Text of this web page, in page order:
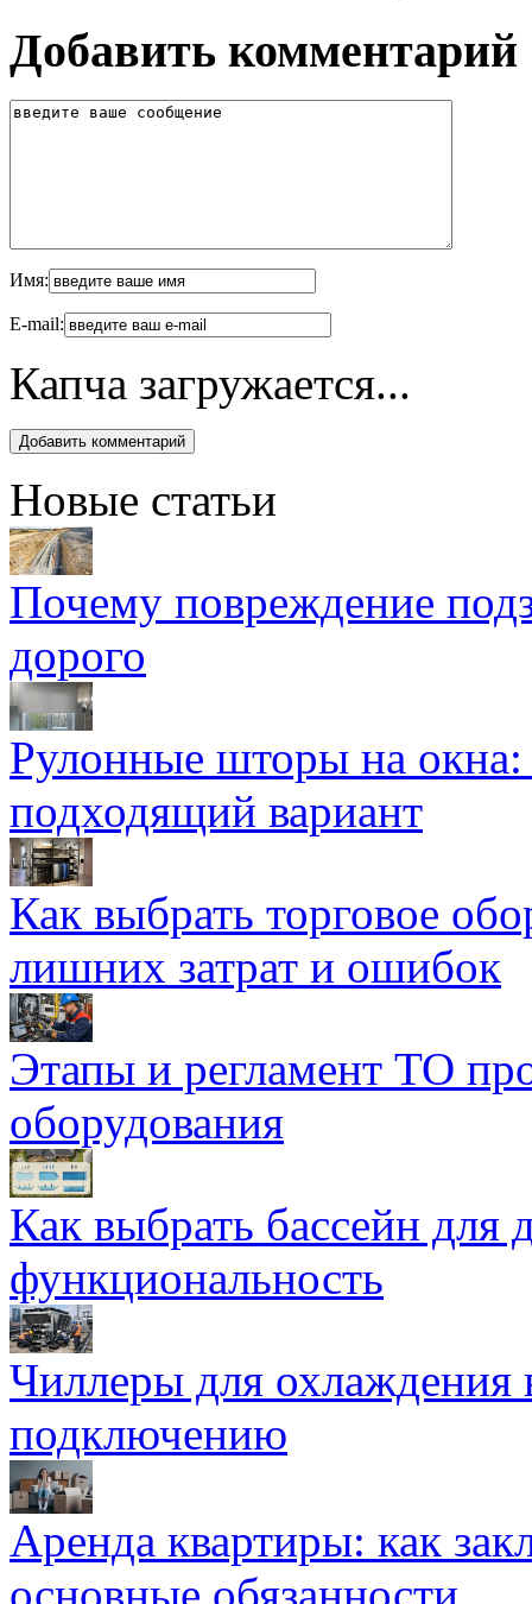
Добавить комментарий
Имя:
E-mail:
Капча загружается...
Новые статьи
Почему повреждение
дорого
Рулонные шторы на
подходящий вариант
Как выбрать торговое
лишних затрат и ошибок
Этапы и регламент ТО
оборудования
Как выбрать бассейн для
функциональность
Чиллеры для охлаждения
подключению
Аренда квартиры: как